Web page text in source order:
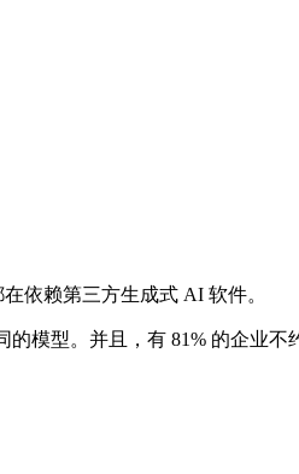
依赖第三方生成式 AI 软件。
型。并且，有 81% 的企业不